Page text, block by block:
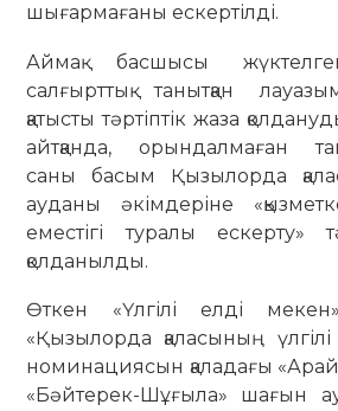
шығармағаны ескертілді.
Аймақ басшысы
салғырттық танытқан
қатысты тәртіптік жаза
айтқанда, орындалмаған
саны басым Қызылорда
ауданы әкімдеріне
еместігі туралы ескерту»
қолданылды.
Өткен «Үлгілі елді
«Қызылорда қаласының
номинациясын қаладағы
«Бәйтерек-Шұғыла» шағын